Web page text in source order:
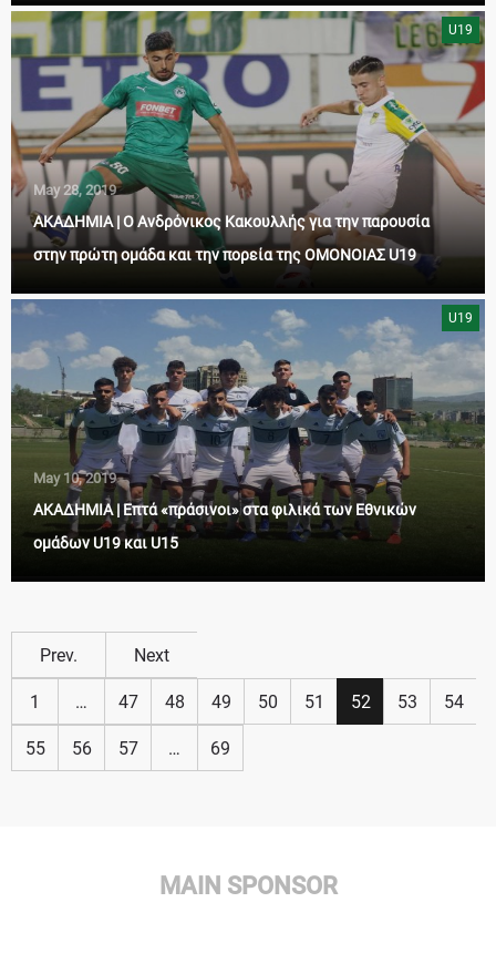
U19
May 28, 2019
ΑΚΑΔΗΜΙΑ | Ο Ανδρόνικος Κακουλλής για την παρουσία
στην πρώτη ομάδα και την πορεία της ΟΜΟΝΟΙΑΣ U19
U19
May 10, 2019
ΑΚΑΔΗΜΙΑ | Επτά «πράσινοι» στα φιλικά των Εθνικών
ομάδων U19 και U15
Prev. Next
1 … 47 48 49 50 51 52 53 54
55 56 57 … 69
MAIN SPONSOR